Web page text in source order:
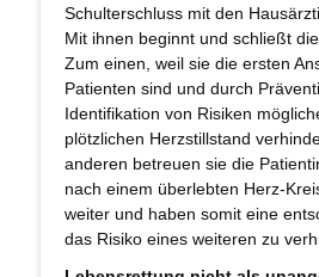
Schulterschluss mit den
Mit ihnen beginnt und schließt
Zum einen, weil sie die ersten
Patienten sind und durch
Identifikation von Risiken
plötzlichen Herzstillstand
anderen betreuen sie die
nach einem überlebten Herz-
weiter und haben somit eine
das Risiko eines weiteren zu